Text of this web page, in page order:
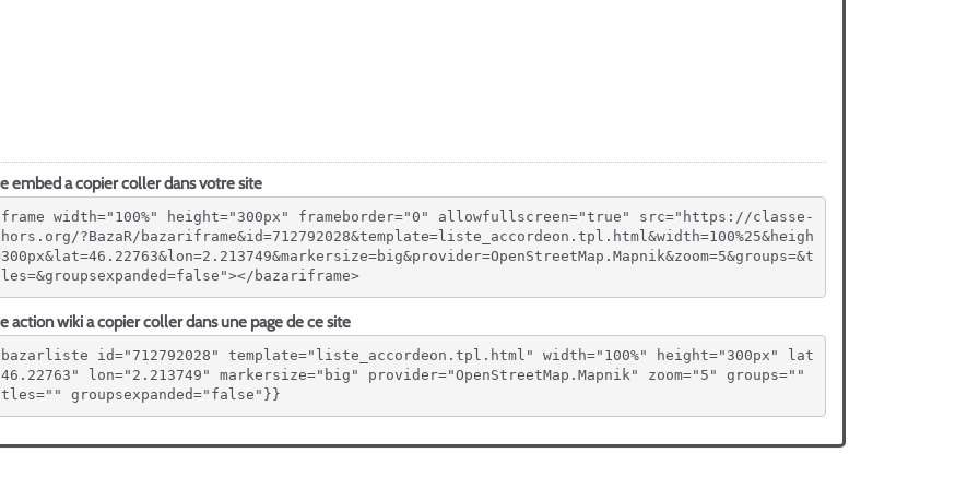
embed a copier coller dans votre site
width="100%" height="300px" frameborder="0" allowfullscreen="true" src="https://classe-
?BazaR/bazariframe&id=712792028&template=liste_accordeon.tpl.html&width=100%25&heigh
bazariframe>
action wiki a copier coller dans une page de ce site
id="712792028" template="liste_accordeon.tpl.html" width="100%" height="300px" lat
lon="2.213749" markersize="big" provider="OpenStreetMap.Mapnik" zoom="5" groups=""
groupsexpanded="false"}}